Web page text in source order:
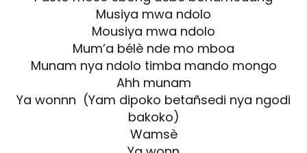
Musiya mwa ndolo
Mousiya mwa ndolo
Mum’a bélè nde mo mboa
Munam nya ndolo timba mando mongo
Ahh munam
Ya wonnn (Yam dipoko betañsedi nya ngodi
bakoko)
Wamsè